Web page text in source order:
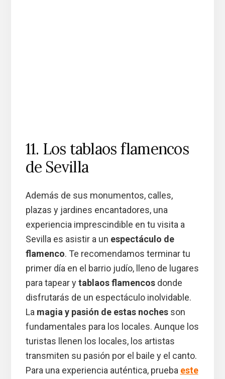
11. Los tablaos flamencos
de Sevilla
Además de sus monumentos, calles,
plazas y jardines encantadores, una
experiencia imprescindible en tu visita a
Sevilla es asistir a un espectáculo de
flamenco. Te recomendamos terminar tu
primer día en el barrio judío, lleno de lugares
para tapear ytablaos flamencosdonde
disfrutarás de un espectáculo inolvidable.
La magia y pasión de estas nochesson
fundamentales para los locales. Aunque los
turistas llenen los locales, los artistas
transmiten su pasión por el baile y el canto.
Para una experiencia auténtica, prueba este